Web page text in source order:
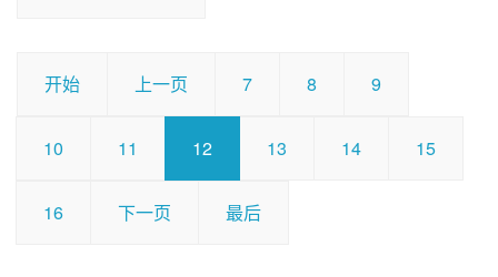
开始 上一页 7 8 9
10 11 12 13 14 15
16 下一页 最后